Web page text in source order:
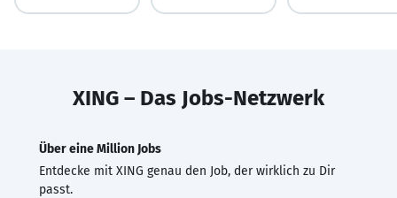
XING – Das Jobs-Netzwerk
Über eine Million Jobs
Entdecke mit XING genau den Job, der wirklich zu Dir
passt.